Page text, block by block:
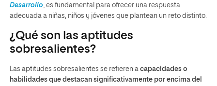
Desarrollo , es fundamental para ofrecer una respuesta
adecuada a niñas, niños y jóvenes que plantean un reto distinto.
¿Qué son las aptitudes
sobresalientes?
Las aptitudes sobresalientes se refieren a capacidades o
habilidades que destacan significativamente por encima del